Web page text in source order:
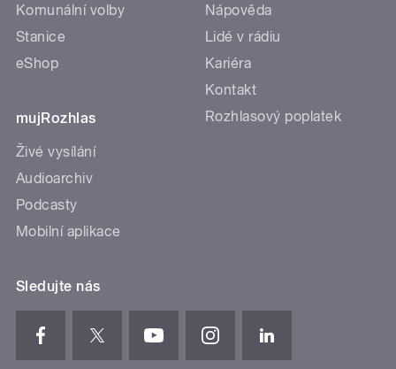
Komunální volby
Stanice
eShop
mujRozhlas
Živé vysílání
Audioarchiv
Podcasty
Mobilní aplikace
Nápověda
Lidé v rádiu
Kariéra
Kontakt
Rozhlasový poplatek
Sledujte nás